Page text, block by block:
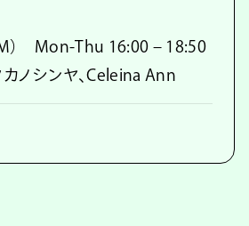
） Mon-Thu 16:00 – 18:50
カノシンヤ、Celeina Ann